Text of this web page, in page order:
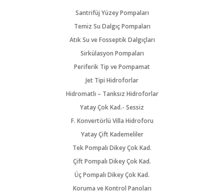
Santrifüj Yüzey Pompaları
Temiz Su Dalgıç Pompaları
Atık Su ve Fosseptik Dalgıçları
Sirkülasyon Pompaları
Periferik Tip ve Pompamat
Jet Tipi Hidroforlar
Hidromatlı – Tanksız Hidroforlar
Yatay Çok Kad.- Sessiz
F. Konvertörlü Villa Hidroforu
Yatay Çift Kademeliler
Tek Pompalı Dikey Çok Kad.
Çift Pompalı Dikey Çok Kad.
Üç Pompalı Dikey Çok Kad.
Koruma ve Kontrol Panoları